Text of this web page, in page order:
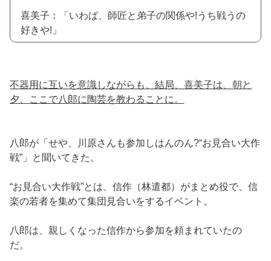
喜美子：「いわば、師匠と弟子の関係や!うち戦うの
好きや!」
不器用に互いを意識しながらも、結局、喜美子は、朝と
夕、ここで八郎に陶芸を教わることに。
八郎が「せや、川原さんも参加しはんのん?“お見合い大作
戦”」と聞いてきた。
“お見合い大作戦”とは、信作（林遣都）がまとめ役で、信
楽の若者を集めて集団見合いをするイベント。
八郎は、親しくなった信作から参加を頼まれていたの
だ。